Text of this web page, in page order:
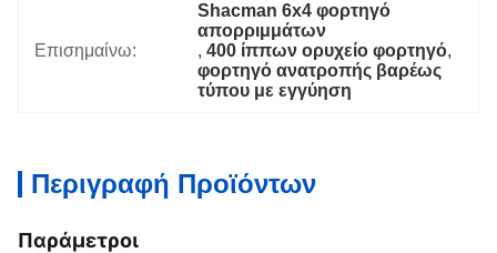
Επισημαίνω:
Shacman 6x4 φορτηγό
απορριμμάτων
, 400 ίππων ορυχείο φορτηγό,
φορτηγό ανατροπής βαρέως
τύπου με εγγύηση
Περιγραφή Προϊόντων
Παράμετροι